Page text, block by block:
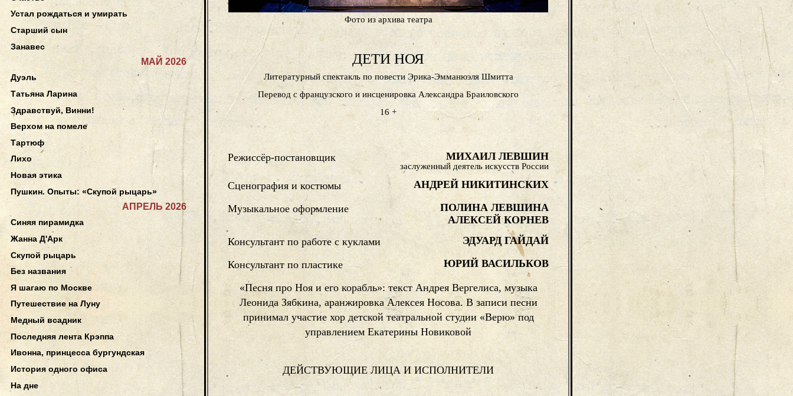
Фото из архива театра
ДЕТИ НОЯ
Литературный спектакль по повести Эрика-Эмманюэля Шмитта
Перевод с французского и инсценировка Александра Браиловского
16 +
Режиссёр-постановщик МИХАИЛ ЛЕВШИН
заслуженный деятель искусств России
Сценография и костюмы АНДРЕЙ НИКИТИНСКИХ
Музыкальное оформление
ПОЛИНА ЛЕВШИНА
АЛЕКСЕЙ КОРНЕВ
Консультант по работе с куклами
ЭДУАРД ГАЙДАЙ
Консультант по пластике ЮРИЙ ВАСИЛЬКОВ
«Песня про Ноя и его корабль»: текст Андрея Вергелиса, музыка
Леонида Зябкина, аранжировка Алексея Носова. В записи песни
принимал участие хор детской театральной студии «Верю» под
управлением Екатерины Новиковой
ДЕЙСТВУЮЩИЕ ЛИЦА И ИСПОЛНИТЕЛИ
Устал рождаться и умирать
Старший сын
Занавес
МАЙ 2026
Дуэль
Татьяна Ларина
Здравствуй, Винни!
Верхом на помеле
Тартюф
Лихо
Новая этика
Пушкин. Опыты: «Скупой рыцарь»
АПРЕЛЬ 2026
Синяя пирамидка
Жанна Д'Арк
Скупой рыцарь
Без названия
Я шагаю по Москве
Путешествие на Луну
Медный всадник
Последняя лента Крэппа
Ивонна, принцесса бургундская
История одного офиса
На дне